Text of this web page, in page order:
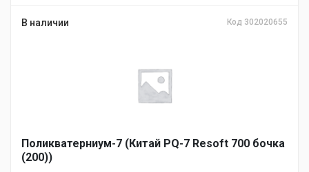
В наличии Код 302020655
Поликватерниум-7 (Китай PQ-7 Resoft 700 бочка
(200))